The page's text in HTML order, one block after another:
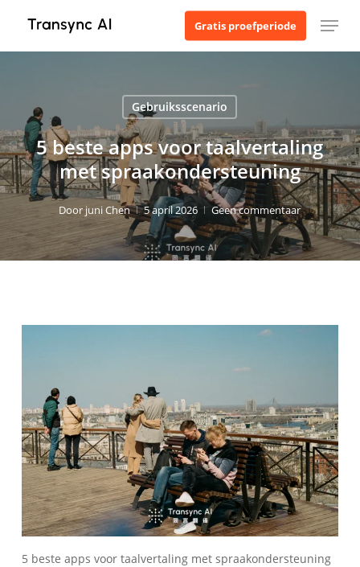
de
Gratis proefperiode Menu
Gebruiksscenario
5 beste apps voor taalvertaling
met spraakondersteuning
Door juni Chen 5 april 2026 Geen commentaar
5 beste apps voor taalvertaling met spraakondersteuning